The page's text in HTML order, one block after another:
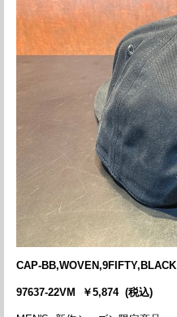
CAP-BB,WOVEN,9FIFTY,BLACK
97637-22VM ￥5,874 (税込)